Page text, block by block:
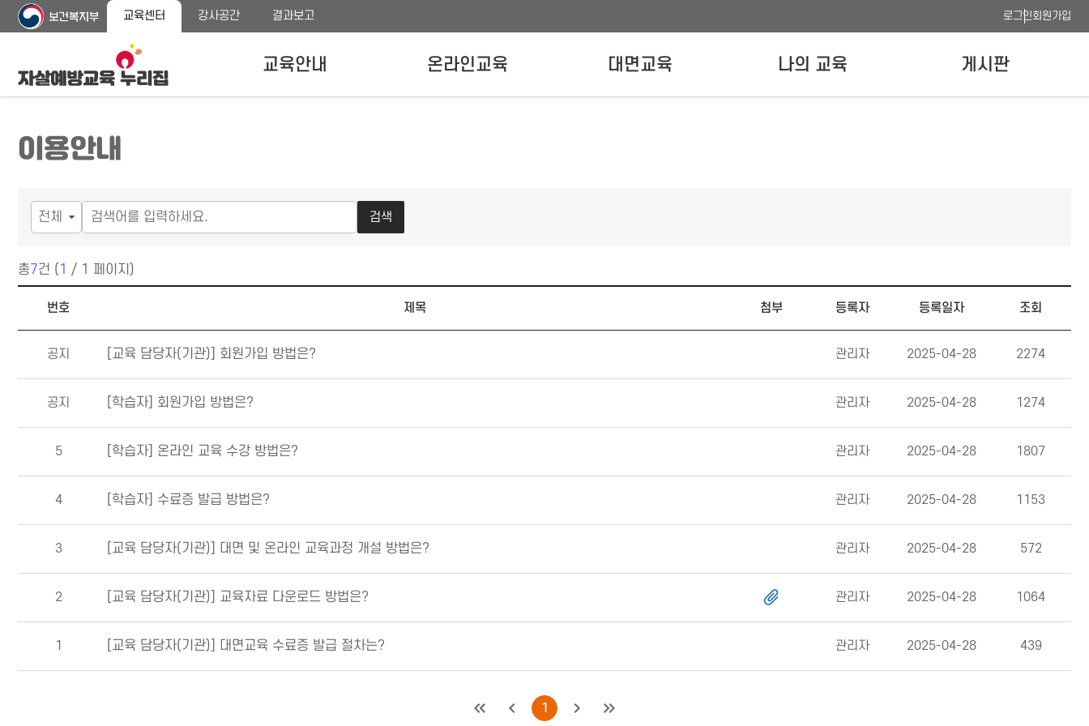
뉴
기
바
교육센터 강사공간 결과보고 로그인회원가입
교육안내
프로그램 종류
온라인교육 대면교육 나의 교육 게시판
이용안내
검색
총7건 ( 1 / 1 페이지)
번호
제목 첨부 등록자 등록일자 조회
공지 [교육 담당자(기관)] 회원가입 방법은? 관리자 2025-04-28 2274
공지 [학습자] 회원가입 방법은? 관리자 2025-04-28 1274
5 [학습자] 온라인 교육 수강 방법은? 관리자 2025-04-28 1807
4 [학습자] 수료증 발급 방법은? 관리자 2025-04-28 1153
3 [교육 담당자(기관)] 대면 및 온라인 교육과정 개설 방법은? 관리자 2025-04-28 572
2 [교육 담당자(기관)] 교육자료 다운로드 방법은? 관리자 2025-04-28 1064
1 [교육 담당자(기관)] 대면교육 수료증 발급 절차는? 관리자 2025-04-28 439
처음 이전 1 마지막